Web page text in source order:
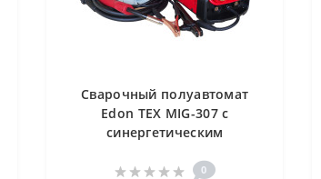
Сварочный полуавтомат
Edon TEX MIG-307 с
синергетическим
0